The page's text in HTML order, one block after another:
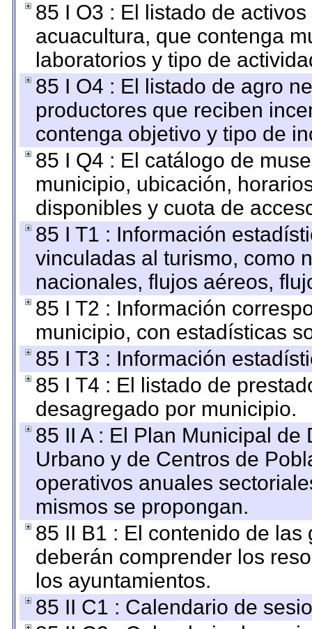
85 I O3 : El listado de
acuacultura, que contenga
laboratorios y tipo de
85 I O4 : El listado de agro
productores que reciben
contenga objetivo y tipo de
85 I Q4 : El catálogo de
municipio, ubicación,
disponibles y cuota de
85 I T1 : Información
vinculadas al turismo, como
nacionales, flujos aéreos,
85 I T2 : Información
municipio, con estadísticas
85 I T3 : Información
85 I T4 : El listado de
desagregado por municipio.
85 II A : El Plan Municipal
Urbano y de Centros de
operativos anuales
mismos se propongan.
85 II B1 : El contenido de
deberán comprender los
los ayuntamientos.
85 II C1 : Calendario de